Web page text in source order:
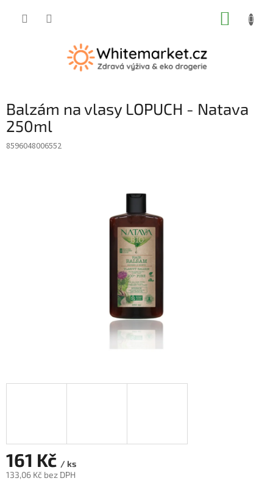
Balzám na vlasy LOPUCH - Natava
250ml
8596048006552
161 Kč / ks
133,06 Kč bez DPH